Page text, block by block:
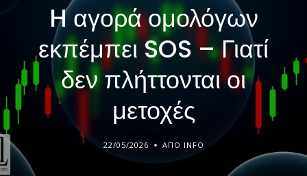
H αγορά ομολόγων
εκπέμπει SOS – Γιατί
δεν πλήττονται οι
μετοχές
22/05/2026 ΑΠΌ INFO